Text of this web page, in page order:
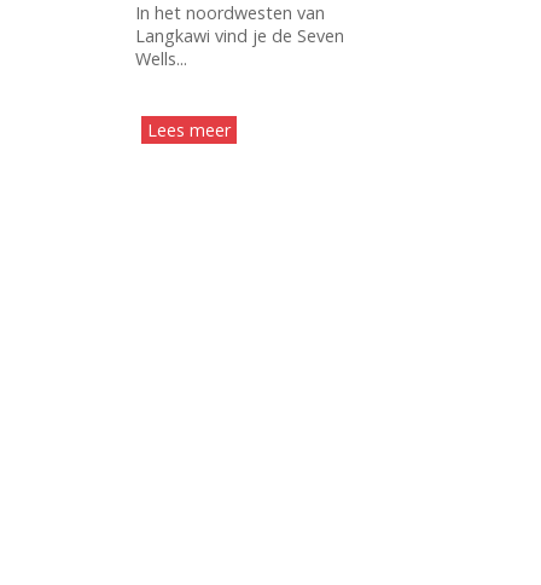
In het noordwesten van
Langkawi vind je de Seven
Wells...
Lees meer